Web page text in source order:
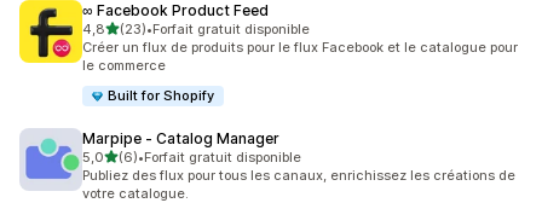
∞ Facebook Product Feed
4,8étoile(s) sur 5
(23)
23 avis au total
•Forfait gratuit disponible
Créer un flux de produits pour le flux Facebook et le catalogue pour
le commerce
Built for Shopify
Marpipe ‑ Catalog Manager
5,0étoile(s) sur 5
(6)
6 avis au total
•Forfait gratuit disponible
Publiez des flux pour tous les canaux, enrichissez les créations de
votre catalogue.